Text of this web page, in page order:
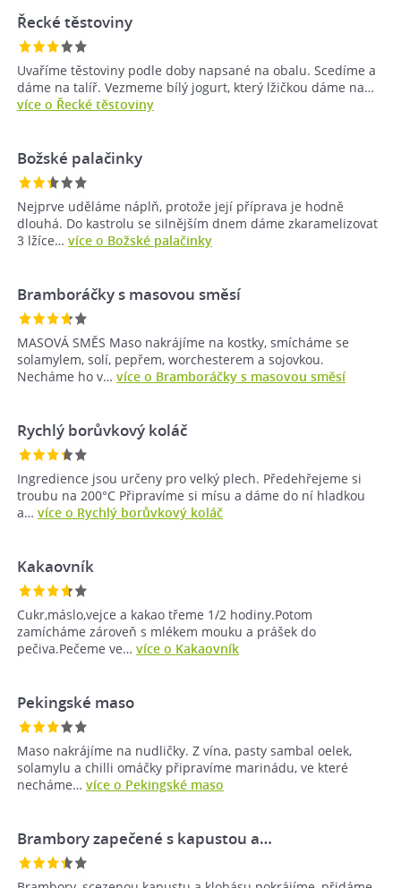
Řecké těstoviny
Uvaříme těstoviny podle doby napsané na obalu. Scedíme a
dáme na talíř. Vezmeme bílý jogurt, který lžičkou dáme na…
více o Řecké těstoviny
Božské palačinky
Nejprve uděláme náplň, protože její příprava je hodně
dlouhá. Do kastrolu se silnějším dnem dáme zkaramelizovat
3 lžíce… více o Božské palačinky
Bramboráčky s masovou směsí
MASOVÁ SMĚS Maso nakrájíme na kostky, smícháme se
solamylem, solí, pepřem, worchesterem a sojovkou.
Necháme ho v… více o Bramboráčky s masovou směsí
Rychlý borůvkový koláč
Ingredience jsou určeny pro velký plech. Předehřejeme si
troubu na 200°C Připravíme si mísu a dáme do ní hladkou
a… více o Rychlý borůvkový koláč
Kakaovník
Cukr,máslo,vejce a kakao třeme 1/2 hodiny.Potom
zamícháme zároveň s mlékem mouku a prášek do
pečiva.Pečeme ve… více o Kakaovník
Pekingské maso
Maso nakrájíme na nudličky. Z vína, pasty sambal oelek,
solamylu a chilli omáčky připravíme marinádu, ve které
necháme… více o Pekingské maso
Brambory zapečené s kapustou a…